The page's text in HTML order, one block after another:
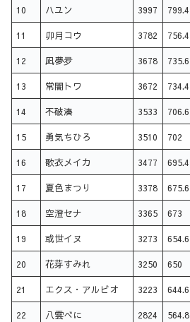
10 ハユン 3997 799.4
11 卯月コウ 3782 756.4
12 凪夢夛 3678 735.6
13 常闇トワ 3672 734.4
14 不破湊 3533 706.6
15 勇気ちひろ 3510 702
16 歌衣メイカ 3477 695.4
17 夏色まつり 3378 675.6
18 空澄セナ 3365 673
19 或世イヌ 3273 654.6
20 花芽すみれ 3250 650
21 エクス・アルビオ 3223 644.6
22 八雲べに 2824 564.8